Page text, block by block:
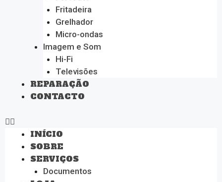
Fritadeira
Grelhador
Micro-ondas
Imagem e Som
Hi-Fi
Televisões
REPARAÇÃO
CONTACTO
INÍCIO
SOBRE
SERVIÇOS
Documentos